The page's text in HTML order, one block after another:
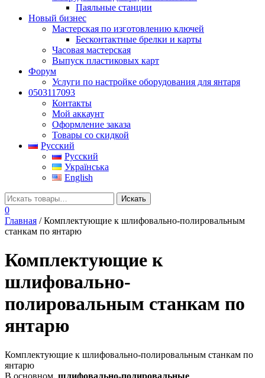
Паяльные станции
Новый бизнес
Мастерская по изготовлению ключей
Бесконтактные брелки и карты
Часовая мастерская
Выпуск пластиковых карт
Форум
Услуги по настройке оборудования для янтаря
0503117093
Контакты
Мой аккаунт
Оформление заказа
Товары со скидкой
Русский
Русский
Українська
English
0
Главная / Комплектующие к шлифовально-полировальным
станкам по янтарю
Комплектующие к
шлифовально-
полировальным станкам по
янтарю
Комплектующие к шлифовально-полировальным станкам по
янтарю
В основном, шлифовально-полировальные